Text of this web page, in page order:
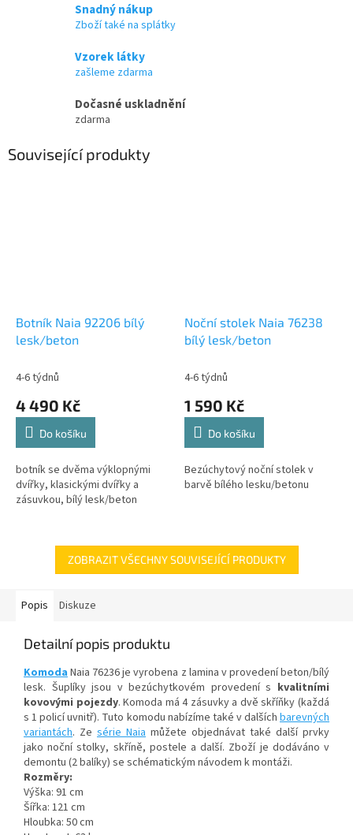
Snadný nákup
Zboží také na splátky
Vzorek látky
zašleme zdarma
Dočasné uskladnění
zdarma
Související produkty
Botník Naia 92206 bílý
lesk/beton
4-6 týdnů
4 490 Kč
Do košíku
botník se dvěma výklopnými
dvířky, klasickými dvířky a
zásuvkou, bílý lesk/beton
Noční stolek Naia 76238
bílý lesk/beton
4-6 týdnů
1 590 Kč
Do košíku
Bezúchytový noční stolek v
barvě bílého lesku/betonu
ZOBRAZIT VŠECHNY SOUVISEJÍCÍ PRODUKTY
Popis Diskuze
Detailní popis produktu
Komoda Naia 76236 je vyrobena z lamina v provedení beton/bílý
lesk. Šuplíky jsou v bezúchytkovém provedení s kvalitními
kovovými pojezdy. Komoda má 4 zásuvky a dvě skříňky (každá
s 1 policí uvnitř). Tuto komodu nabízíme také v dalších barevných
variantách. Ze série Naia můžete objednávat také další prvky
jako noční stolky, skříně, postele a další. Zboží je dodáváno v
demontu (2 balíky) se schématickým návodem k montáži.
Rozměry:
Výška: 91 cm
Šířka: 121 cm
Hloubka: 50 cm